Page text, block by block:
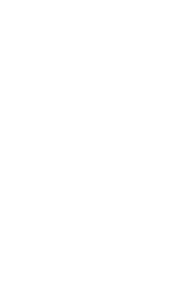
АЛВА-МИ-03